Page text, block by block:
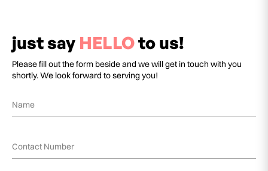
just say HELLOto us!
Please fill out the form beside and we will get in touch with you
shortly. We look forward to serving you!